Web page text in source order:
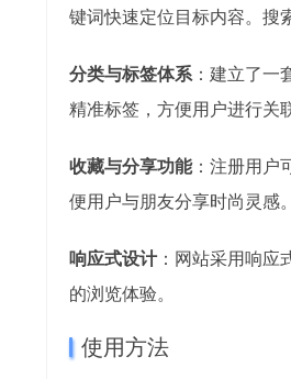
键词快速定位目标内容。搜
分类与标签体系 ：建立了
精准标签，方便用户进行关
收藏与分享功能：注册用户
便用户与朋友分享时尚灵感。
响应式设计：网站采用响应
的浏览体验。
使用方法